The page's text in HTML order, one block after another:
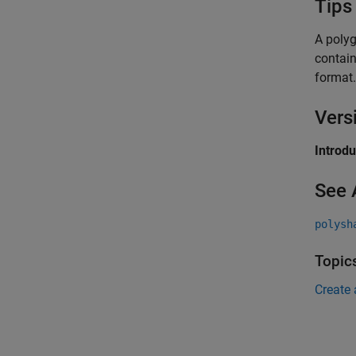
Tips
A
format.
See
Create